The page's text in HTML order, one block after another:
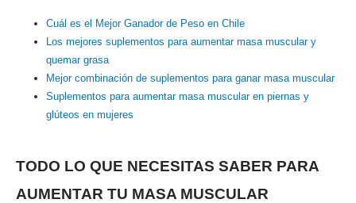
Cuál es el Mejor Ganador de Peso en Chile
Los mejores suplementos para aumentar masa muscular y
quemar grasa
Mejor combinación de suplementos para ganar masa muscular
Suplementos para aumentar masa muscular en piernas y
glúteos en mujeres
TODO LO QUE NECESITAS SABER PARA
AUMENTAR TU MASA MUSCULAR